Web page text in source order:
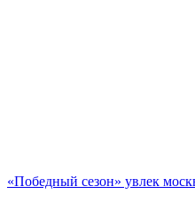
«Победный сезон» увлек